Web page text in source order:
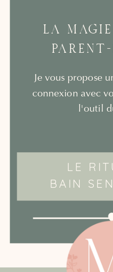
Je vous propose
connexion avec
l'outil
LA
LE
BAIN